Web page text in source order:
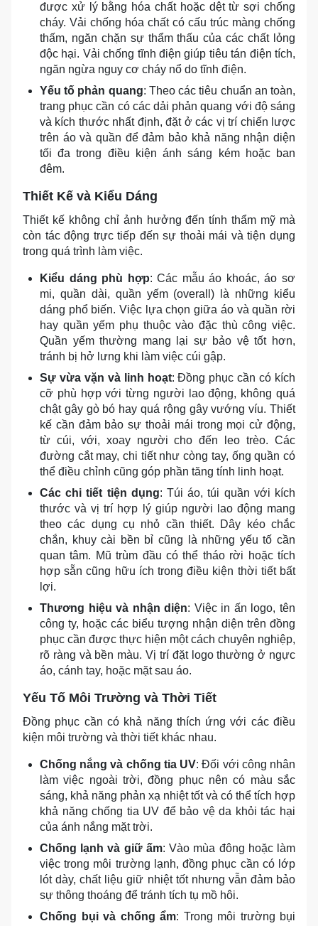
được xử lý bằng hóa chất hoặc dệt từ sợi chống
cháy. Vải chống hóa chất có cấu trúc màng chống
thấm, ngăn chặn sự thẩm thấu của các chất lỏng
độc hại. Vải chống tĩnh điện giúp tiêu tán điện tích,
ngăn ngừa nguy cơ cháy nổ do tĩnh điện.
Yếu tố phản quang: Theo các tiêu chuẩn an toàn,
trang phục cần có các dải phản quang với độ sáng
và kích thước nhất định, đặt ở các vị trí chiến lược
trên áo và quần để đảm bảo khả năng nhận diện
tối đa trong điều kiện ánh sáng kém hoặc ban
đêm.
Thiết Kế và Kiểu Dáng
Thiết kế không chỉ ảnh hưởng đến tính thẩm mỹ mà
còn tác động trực tiếp đến sự thoải mái và tiện dụng
trong quá trình làm việc.
Kiểu dáng phù hợp: Các mẫu áo khoác, áo sơ
mi, quần dài, quần yếm (overall) là những kiểu
dáng phổ biến. Việc lựa chọn giữa áo và quần rời
hay quần yếm phụ thuộc vào đặc thù công việc.
Quần yếm thường mang lại sự bảo vệ tốt hơn,
tránh bị hở lưng khi làm việc cúi gập.
Sự vừa vặn và linh hoạt: Đồng phục cần có kích
cỡ phù hợp với từng người lao động, không quá
chật gây gò bó hay quá rộng gây vướng víu. Thiết
kế cần đảm bảo sự thoải mái trong mọi cử động,
từ cúi, với, xoay người cho đến leo trèo. Các
đường cắt may, chi tiết như còng tay, ống quần có
thể điều chỉnh cũng góp phần tăng tính linh hoạt.
Các chi tiết tiện dụng: Túi áo, túi quần với kích
thước và vị trí hợp lý giúp người lao động mang
theo các dụng cụ nhỏ cần thiết. Dây kéo chắc
chắn, khuy cài bền bỉ cũng là những yếu tố cần
quan tâm. Mũ trùm đầu có thể tháo rời hoặc tích
hợp sẵn cũng hữu ích trong điều kiện thời tiết bất
lợi.
Thương hiệu và nhận diện: Việc in ấn logo, tên
công ty, hoặc các biểu tượng nhận diện trên đồng
phục cần được thực hiện một cách chuyên nghiệp,
rõ ràng và bền màu. Vị trí đặt logo thường ở ngực
áo, cánh tay, hoặc mặt sau áo.
Yếu Tố Môi Trường và Thời Tiết
Đồng phục cần có khả năng thích ứng với các điều
kiện môi trường và thời tiết khác nhau.
Chống nắng và chống tia UV: Đối với công nhân
làm việc ngoài trời, đồng phục nên có màu sắc
sáng, khả năng phản xạ nhiệt tốt và có thể tích hợp
khả năng chống tia UV để bảo vệ da khỏi tác hại
của ánh nắng mặt trời.
Chống lạnh và giữ ấm: Vào mùa đông hoặc làm
việc trong môi trường lạnh, đồng phục cần có lớp
lót dày, chất liệu giữ nhiệt tốt nhưng vẫn đảm bảo
sự thông thoáng để tránh tích tụ mồ hôi.
Chống bụi và chống ẩm: Trong môi trường bụi